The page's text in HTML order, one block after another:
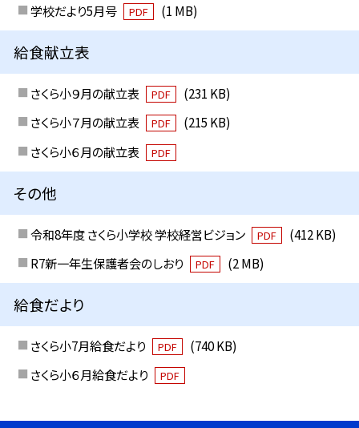
学校だより5月号
PDF (1 MB)
給食献立表
さくら小９月の献立表 PDF
(231 KB)
さくら小７月の献立表
PDF
(215 KB)
さくら小６月の献立表
PDF
その他
令和8年度 さくら小学校 学校経営ビジョン PDF
(412 KB)
R7新一年生保護者会のしおり
PDF (2 MB)
給食だより
さくら小7月給食だより PDF
(740 KB)
さくら小６月給食だより
PDF